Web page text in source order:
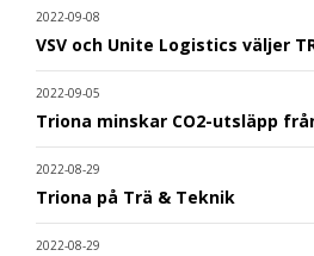
2022-09-08
VSV och Unite Logistics väljer
2022-09-05
Triona minskar CO2-utsläpp
2022-08-29
Triona på Trä & Teknik
2022-08-29